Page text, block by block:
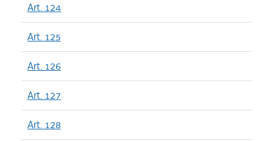
Art. 124
Art. 125
Art. 126
Art. 127
Art. 128